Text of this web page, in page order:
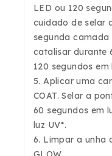
LED ou 120
cuidado de selar
segunda camada
catalisar durante
120 segundos em
5. Aplicar uma
COAT. Selar a
60 segundos em
luz UV*.
6. Limpar a unha